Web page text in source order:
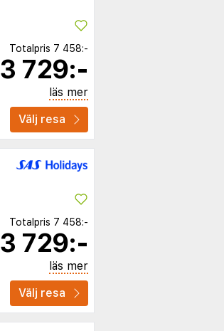
Totalpris 7 458:-
3 729:-
läs mer
Välj resa
Totalpris 7 458:-
3 729:-
läs mer
Välj resa